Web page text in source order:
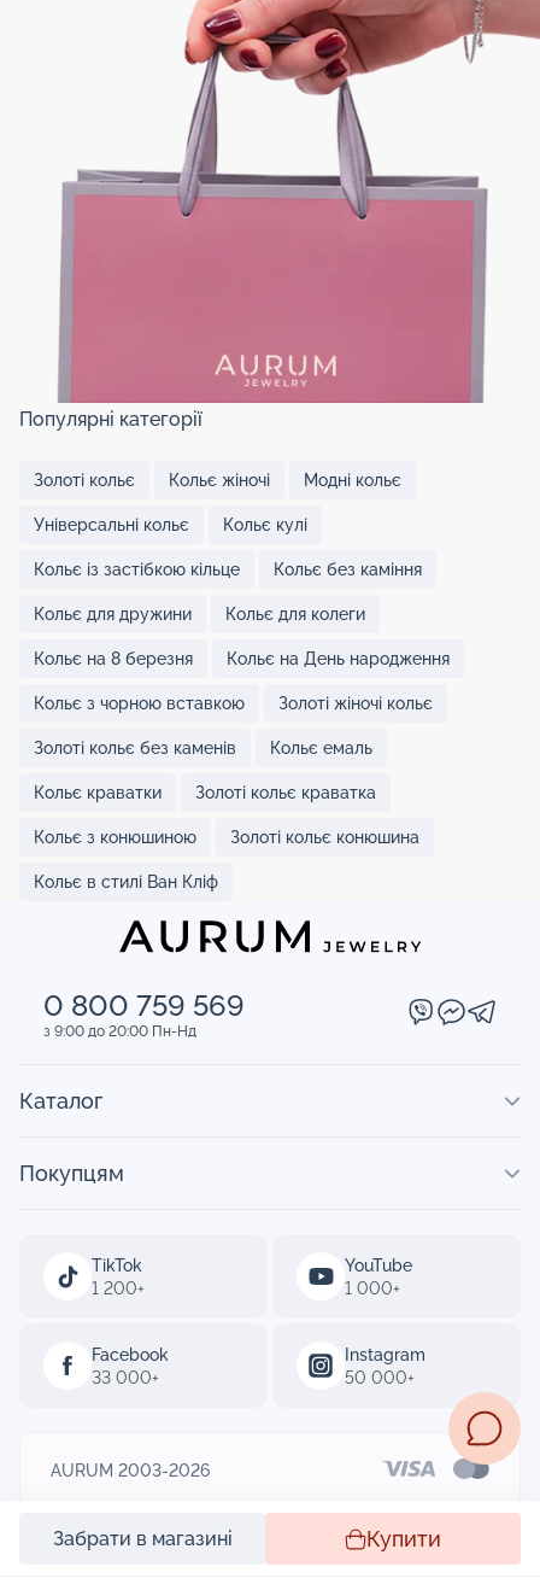
Забрати в магазині Купити
Популярні категорії
Золоті кольє Кольє жіночі Модні кольє
Універсальні кольє Кольє кулі
Кольє із застібкою кільце Кольє без каміння
Кольє для дружини Кольє для колеги
Кольє на 8 березня Кольє на День народження
Кольє з чорною вставкою Золоті жіночі кольє
Золоті кольє без каменів Кольє емаль
Кольє краватки Золоті кольє краватка
Кольє з конюшиною Золоті кольє конюшина
Кольє в стилі Ван Кліф
0 800 759 569
з 9:00 до 20:00 Пн-Нд
TikTok
1 200+
YouTube
1 000+
Facebook
33 000+
Instagram
50 000+
Каталог
Покупцям
AURUM 2003-2026